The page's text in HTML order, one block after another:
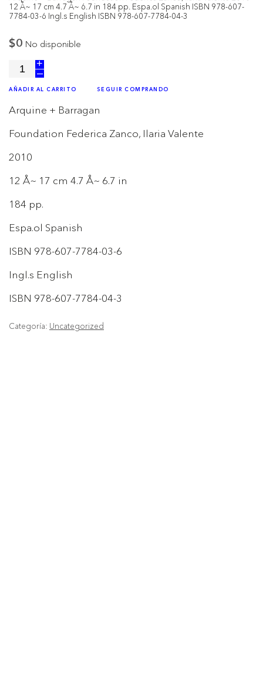
$0 No disponible
–
+
AÑADIR AL CARRITO SEGUIR COMPRANDO
12 Å~ 17 cm 4.7 Å~ 6.7 in 184 pp. Espa.ol Spanish ISBN 978-607-
7784-03-6 Ingl.s English ISBN 978-607-7784-04-3
Arquine + Barragan
Foundation Federica Zanco, Ilaria Valente
2010
12 Å~ 17 cm 4.7 Å~ 6.7 in
184 pp.
Espa.ol Spanish
ISBN 978-607-7784-03-6
Ingl.s English
ISBN 978-607-7784-04-3
Categoría: Uncategorized